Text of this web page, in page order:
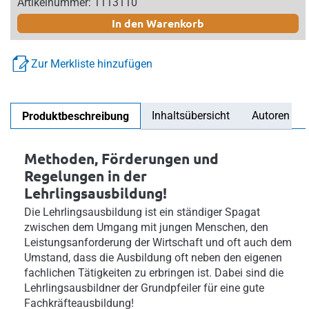
In den Warenkorb
Zur Merkliste hinzufügen
Produktbeschreibung Inhaltsübersicht Autoren
Methoden, Förderungen und
Regelungen in der
Lehrlingsausbildung!
Die Lehrlingsausbildung ist ein ständiger Spagat
zwischen dem Umgang mit jungen Menschen, den
Leistungsanforderung der Wirtschaft und oft auch dem
Umstand, dass die Ausbildung oft neben den eigenen
fachlichen Tätigkeiten zu erbringen ist. Dabei sind die
Lehrlingsausbildner der Grundpfeiler für eine gute
Fachkräfteausbildung!